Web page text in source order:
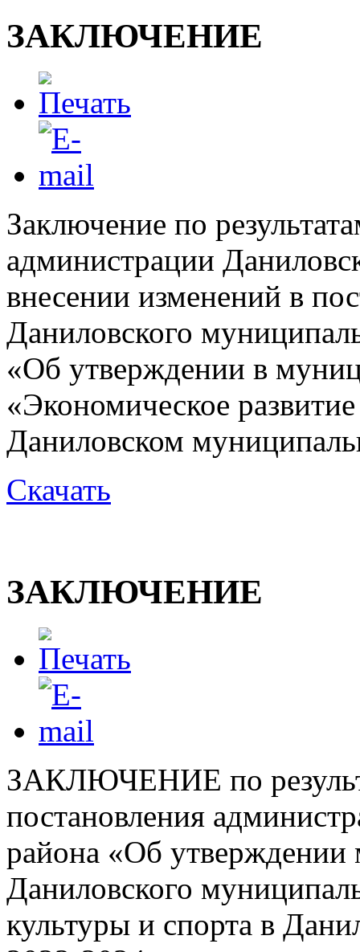
ЗАКЛЮЧЕНИЕ
Заключение по
администрации
внесении изменений в
Даниловского
«Об утверждении в
«Экономическое
Даниловском
Скачать
ЗАКЛЮЧЕНИЕ
ЗАКЛЮЧЕНИЕ по
постановления
района «Об
Даниловского
культуры и спорта в